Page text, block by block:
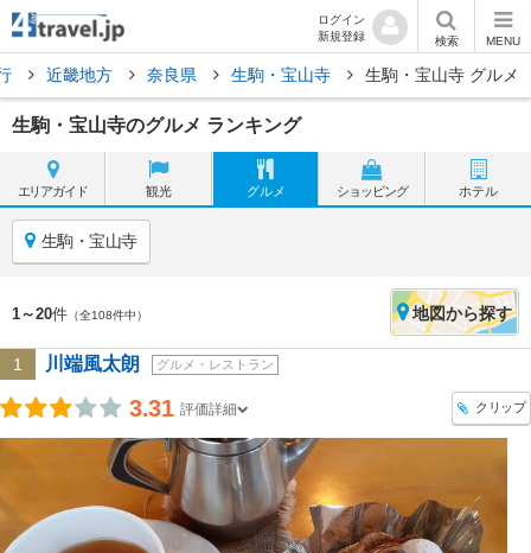
ログイン
新規登録
検索 MENU
近畿地方 奈良県 生駒・宝山寺 生駒・宝山寺 グルメ
生駒・宝山寺のグルメ ランキング
エリアガイド 観光 グルメ ショッピング ホテル
生駒・宝山寺
1～20件 （全108件中） 地図から探す
1 川端風太朗 グルメ・レストラン
3.31 評価詳細 クリップ